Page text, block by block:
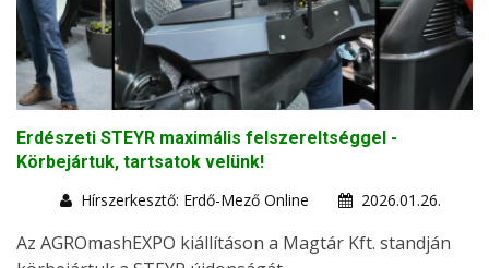
Erdészeti STEYR maximális felszereltséggel -
Körbejártuk, tartsatok velünk!
Hírszerkesztő: Erdő-Mező Online
2026.01.26.
Az AGROmashEXPO kiállításon a Magtár Kft. standján